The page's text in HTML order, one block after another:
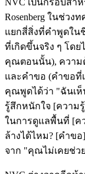
NVC เป็นกรอบสำ
Rosenberg ในช่วง
แยกสี่สิ่งที่คำพูดใน
ที่เกิดขึ้นจริง ๆ โด
คุณตอนนั้น), ความ
และคำขอ (คำขอที่
คุณพูดได้ว่า "ฉันเห็
รู้สึกหนักใจ [ความ
ในการดูแลพื้นที่ [ค
ล้างได้ไหม? [คำข
จาก "คุณไม่เคยช่ว